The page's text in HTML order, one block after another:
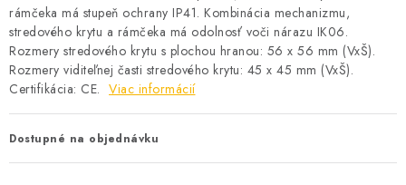
ZÁSUVKY A VYPÍNAČE
DOMÁCNOSŤ
ELEKTROMEROVÉ ROZVÁDZAČE
rámčeka má stupeň ochrany IP41. Kombinácia mechanizmu,
stredového krytu a rámčeka má odolnosť voči nárazu IK06.
Rozmery stredového krytu s plochou hranou: 56 x 56 mm (VxŠ).
Rozmery viditeľnej časti stredového krytu: 45 x 45 mm (VxŠ).
Certifikácia: CE. Viac informácií
Dostupné na objednávku